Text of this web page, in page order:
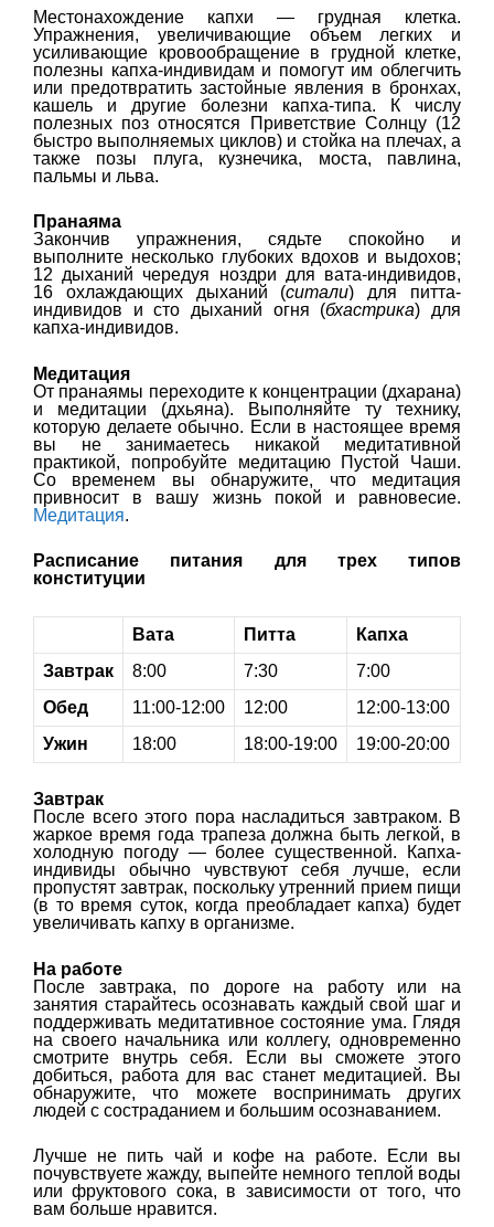
Местонахождение капхи — грудная клетка.
Упражнения, увеличивающие объем легких и
усиливающие кровообращение в грудной клетке,
полезны капха-индивидам и помогут им облегчить
или предотвратить застойные явления в бронхах,
кашель и другие болезни капха-типа. К числу
полезных поз относятся Приветствие Солнцу (12
быстро выполняемых циклов) и стойка на плечах, а
также позы плуга, кузнечика, моста, павлина,
пальмы и льва.
Пранаяма
Закончив упражнения, сядьте спокойно и
выполните несколько глубоких вдохов и выдохов;
12 дыханий чередуя ноздри для вата-индивидов,
16 охлаждающих дыханий (ситали) для питта-
индивидов и сто дыханий огня (бхастрика) для
капха-индивидов.
Медитация
От пранаямы переходите к концентрации (дхарана)
и медитации (дхьяна). Выполняйте ту технику,
которую делаете обычно. Если в настоящее время
вы не занимаетесь никакой медитативной
практикой, попробуйте медитацию Пустой Чаши.
Со временем вы обнаружите, что медитация
привносит в вашу жизнь покой и равновесие.
Медитация.
Расписание питания для трех типов
конституции
Вата Питта
Капха
Завтрак
8:00 7:30
7:00
Обед
11:00-12:00 12:00
12:00-13:00
Ужин
18:00 18:00-19:00 19:00-20:00
Завтрак
После всего этого пора насладиться завтраком. В
жаркое время года трапеза должна быть легкой, в
холодную погоду — более существенной. Капха-
индивиды обычно чувствуют себя лучше, если
пропустят завтрак, поскольку утренний прием пищи
(в то время суток, когда преобладает капха) будет
увеличивать капху в организме.
На работе
После завтрака, по дороге на работу или на
занятия старайтесь осознавать каждый свой шаг и
поддерживать медитативное состояние ума. Глядя
на своего начальника или коллегу, одновременно
смотрите внутрь себя. Если вы сможете этого
добиться, работа для вас станет медитацией. Вы
обнаружите, что можете воспринимать других
людей с состраданием и большим осознаванием.
Лучше не пить чай и кофе на работе. Если вы
почувствуете жажду, выпейте немного теплой воды
или фруктового сока, в зависимости от того, что
вам больше нравится.